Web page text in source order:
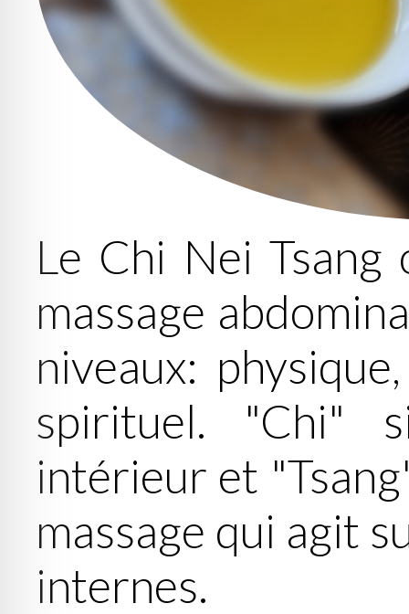
Le Chi Nei
massage
niveaux:
spirituel. "Chi"
intérieur et
massage qui agit
internes.